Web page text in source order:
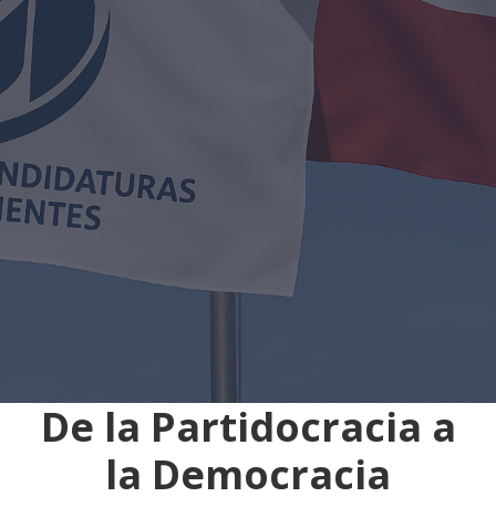
De la Partidocracia a
la Democracia